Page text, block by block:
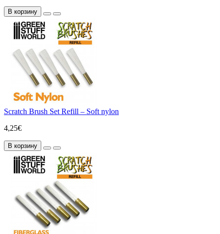
В корзину
Scratch Brush Set Refill – Soft nylon
4,25€
В корзину